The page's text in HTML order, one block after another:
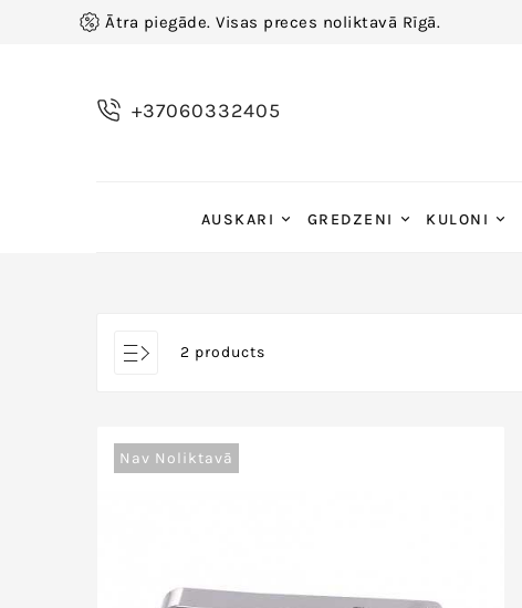
Ātra piegāde. Visas preces noliktavā Rīgā.
+37060332405
AUSKARI GREDZENI KULONI
2 products
Nav Noliktavā